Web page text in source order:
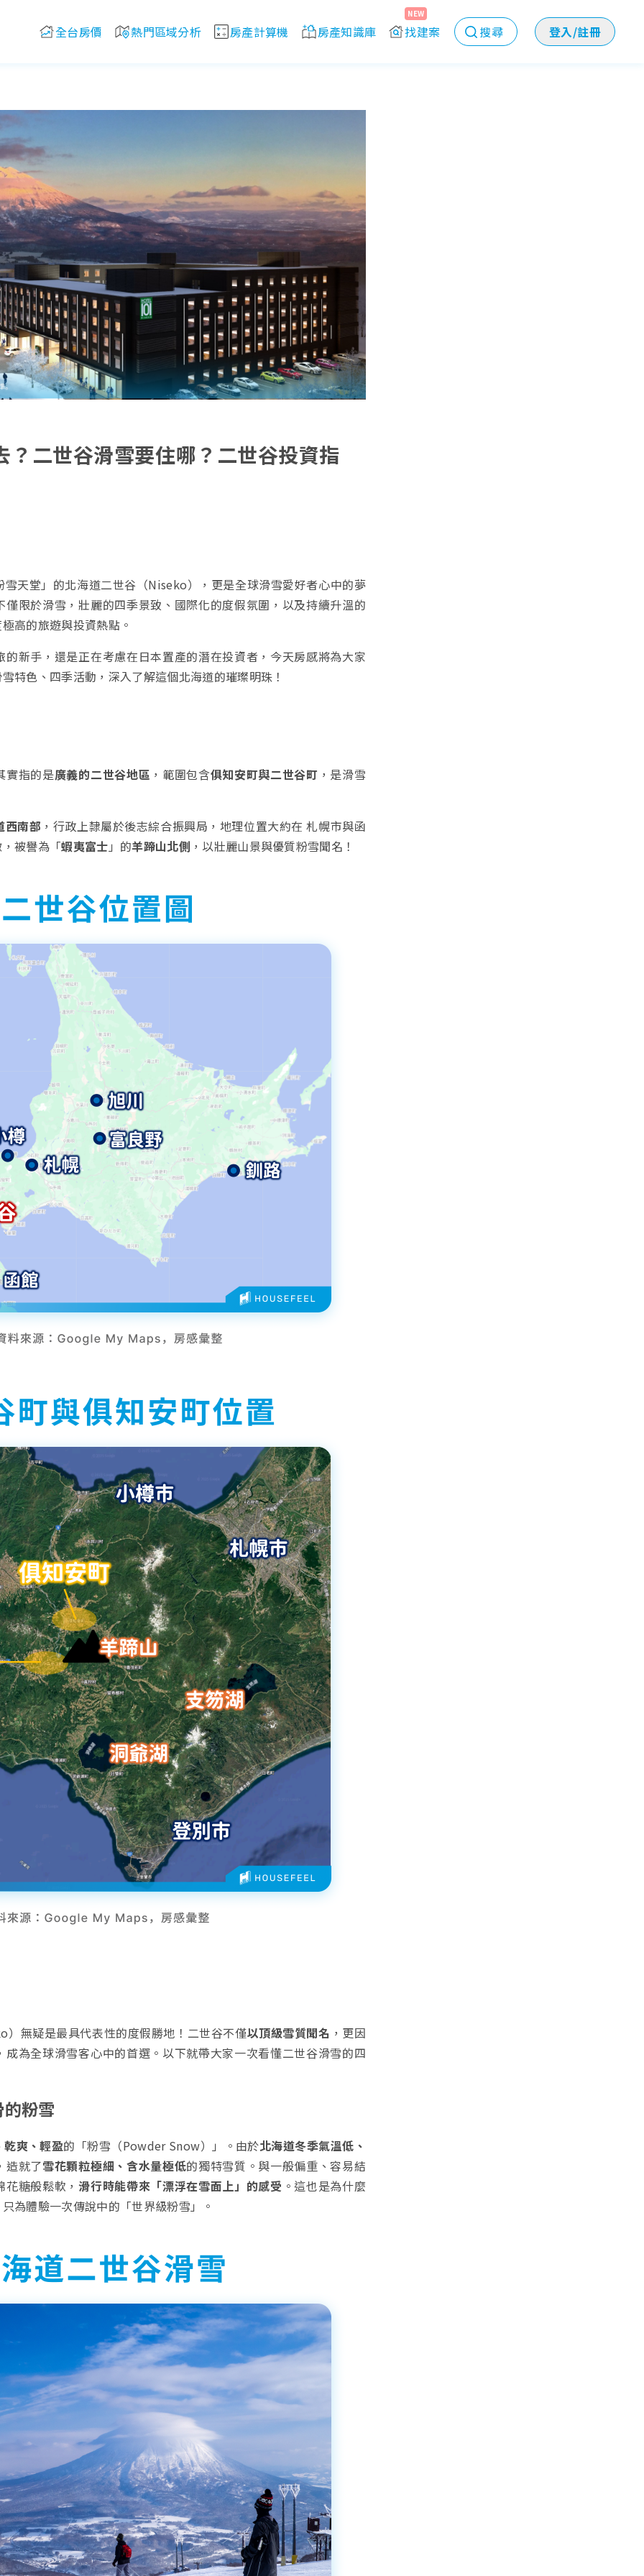
全台房價 熱門區域分析 房產計算機 房產知識庫 找建案
NEW
搜尋 登入/註冊
？二世谷滑雪要住哪？二世谷投資指
天堂」的北海道二世谷（Niseko），更是全球滑雪愛好者心中的夢
限於滑雪，壯麗的四季景致、國際化的度假氛圍，以及持續升溫的
高的旅遊與投資熱點。
新手，還是正在考慮在日本置產的潛在投資者，今天房感將為大家
特色、四季活動，深入了解這個北海道的璀璨明珠！
實指的是廣義的二世谷地區 ，範圍包含俱知安町與二世谷町 ，是滑雪
西南部 ，行政上隸屬於後志綜合振興局，地理位置大約在 札幌市與函
被譽為「蝦夷富士 」的羊蹄山北側 ，以壯麗山景與優質粉雪聞名！
無疑是最具代表性的度假勝地！二世谷不僅以頂級雪質聞名 ，更因
為全球滑雪客心中的首選。以下就帶大家一次看懂二世谷滑雪的四
粉雪
乾爽、輕盈的「粉雪（Powder Snow）」。由於北海道冬季氣溫低、
造就了雪花顆粒極細、含水量極低的獨特雪質。與一般偏重、容易結
花糖般鬆軟，滑行時能帶來「漂浮在雪面上」的感受 。這也是為什麼
為體驗一次傳說中的「世界級粉雪」。